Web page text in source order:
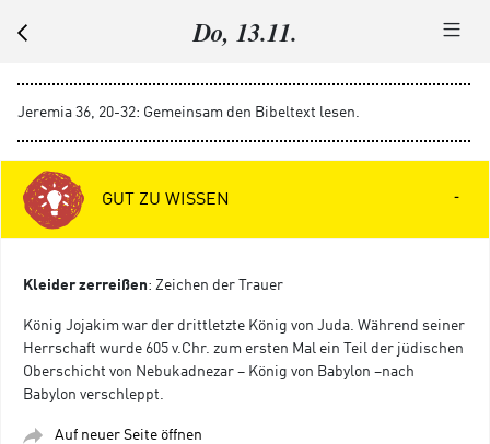
Do, 13.11.
Jeremia 36, 20-32: Gemeinsam den Bibeltext lesen.
GUT ZU WISSEN
Kleider zerreißen: Zeichen der Trauer
König Jojakim war der drittletzte König von Juda. Während seiner
Herrschaft wurde 605 v.Chr. zum ersten Mal ein Teil der jüdischen
Oberschicht von Nebukadnezar – König von Babylon –nach
Babylon verschleppt.
Auf neuer Seite öffnen